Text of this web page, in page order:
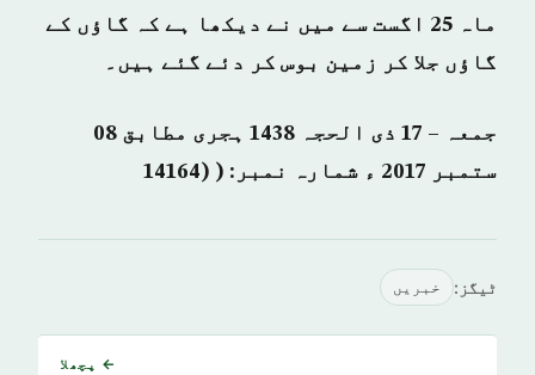
ماہ 25 اگست سے میں نے دیکھا ہے کہ گاؤں کے
گاؤں جلا کر زمین بوس کر دئے گئے ہیں۔
جمعہ – 17 ذی الحجہ 1438 ہجری مطابق 08
ستمبر 2017 ء شمارہ نمبر: ( (14164
ٹیگز: خبريں
← پچھلا